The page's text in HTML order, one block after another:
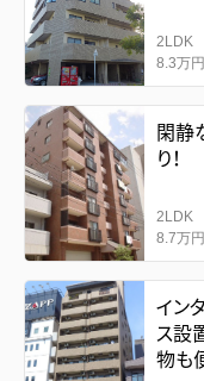
2LDK
8.3万円
閑静
り！
2LDK
8.7万円
イン
ス設
物も